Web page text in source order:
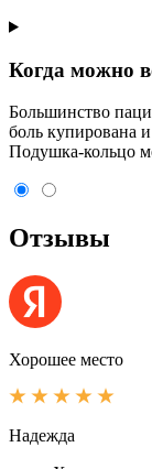
Когда можно
Большинство
боль купирована
Подушка-кольцо
Отзывы
Хорошее место
Надежда